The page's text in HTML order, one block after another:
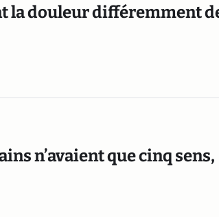
la douleur différemment
n’avaient que cinq sens,